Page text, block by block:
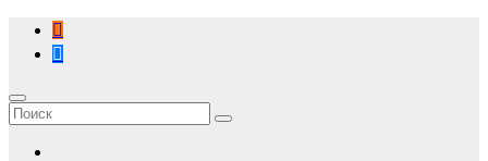
Перейти
содержимому